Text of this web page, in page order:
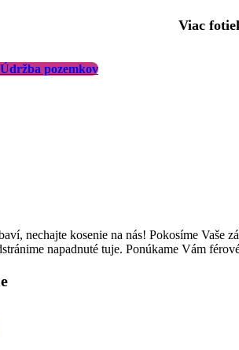
Viac
pozemkov
nechajte kosenie na nás! Pokosíme Vaše
napadnuté tuje. Ponúkame Vám